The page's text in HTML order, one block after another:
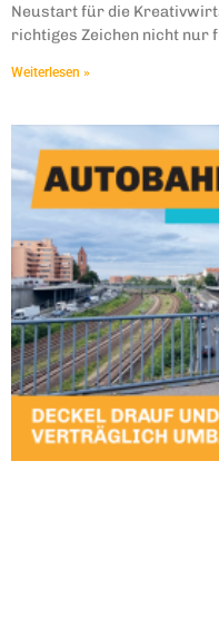
Neustart für die
richtiges Zeichen nicht nur
Weiterlesen »